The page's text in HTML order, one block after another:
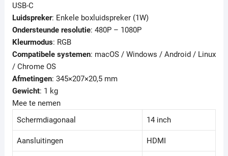
USB-C
Luidspreker: Enkele boxluidspreker (1W)
Ondersteunde resolutie: 480P – 1080P
Kleurmodus: RGB
Compatibele systemen: macOS / Windows / Android / Linux
/ Chrome OS
Afmetingen: 345×207×20,5 mm
Gewicht: 1 kg
Mee te nemen
Schermdiagonaal
14 inch
Aansluitingen HDMI